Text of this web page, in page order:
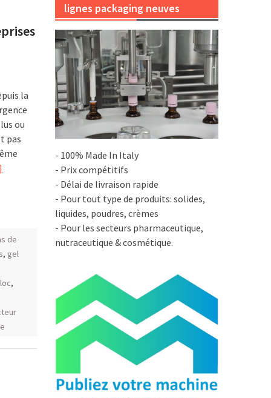
la
ou
pas
de
, gel
,
lignes packaging neuves
- 100% Made In Italy
- Prix compétitifs
- Délai de livraison rapide
- Pour tout type de produits: solides,
liquides, poudres, crèmes
- Pour les secteurs pharmaceutique,
nutraceutique & cosmétique.